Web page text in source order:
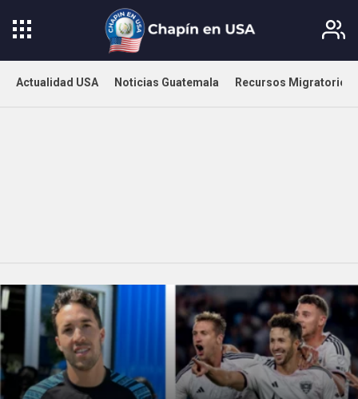
Actualidad USA Noticias Guatemala Recursos Migratorios